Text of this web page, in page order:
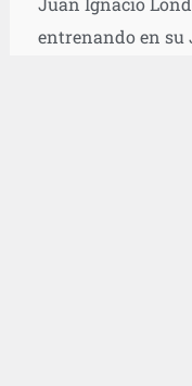
entrenando en su